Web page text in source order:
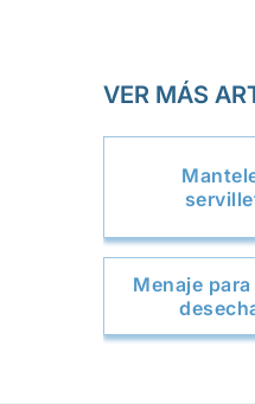
VER MÁS
Menaje